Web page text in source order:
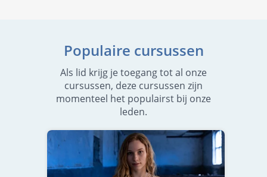
Populaire cursussen
Als lid krijg je toegang tot al onze
cursussen, deze cursussen zijn
momenteel het populairst bij onze
leden.